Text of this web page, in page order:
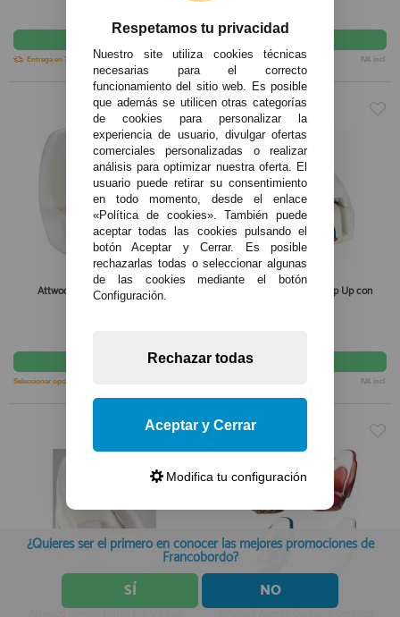
9,99€
comprar
Entrega en 7-10 días IVA incl.
4,60€
comprar
Seleccionar opción IVA incl.
Attwood Asiento Matrix Flip Up
Seleccionar opción
Attwood Asiento Matrix Flip Up con
IVA incl.
Respetamos tu privacidad
Nuestro site utiliza cookies técnicas
necesarias para el correcto
funcionamiento del sitio web. Es posible
que además se utilicen otras categorías
de cookies para personalizar la
experiencia de usuario, divulgar ofertas
comerciales personalizadas o realizar
análisis para optimizar nuestra oferta. El
usuario puede retirar su consentimiento
en todo momento, desde el enlace
«Política de cookies». También puede
aceptar todas las cookies pulsando el
botón Aceptar y Cerrar. Es posible
rechazarlas todas o seleccionar algunas
de las cookies mediante el botón
Configuración.
Rechazar todas
Aceptar y Cerrar
Modifica tu configuración
¿Quieres ser el primero en conocer las mejores promociones de
Francobordo?
SÍ NO